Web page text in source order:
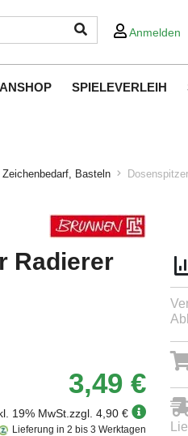
Anmelden
SPIELEVERLEIH
Basteln
Radierer
3,49 €
19% MwSt. zzgl. 4,90 €
Lieferung in 2 bis 3 Werktagen